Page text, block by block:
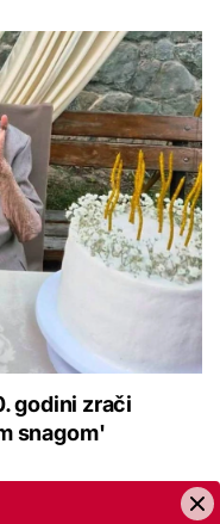
godini zrači
snagom'